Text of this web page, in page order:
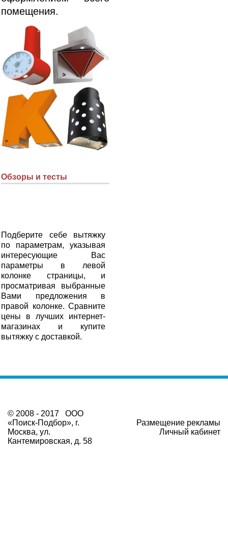
помещения.
Обзоры и тесты
Подберите себе вытяжку
по параметрам, указывая
интересующие Вас
параметры в левой
колонке страницы, и
просматривая выбранные
Вами предложения в
правой колонке. Сравните
цены в лучших интернет-
магазинах и купите
вытяжку с доставкой.
© 2008 - 2017 ООО
«Поиск-Подбор», г.
Москва, ул.
Кантемировская, д. 58
Размещение рекламы
Личный кабинет